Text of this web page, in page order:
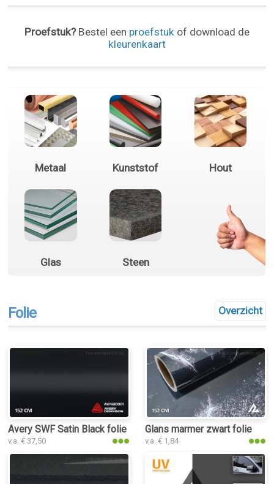
Proefstuk?Bestel een proefstukof download de
kleurenkaart
Metaal Kunststof Hout
Glas Steen
Overzicht
Folie
Avery SWF Satin Black folie
v.a. € 37,50
Glans marmer zwart folie
v.a. € 1,84